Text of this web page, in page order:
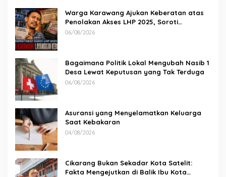
Warga Karawang Ajukan Keberatan atas
Penolakan Akses LHP 2025, Soroti
Keterbukaan Informasi Publik
06/08/2026
Bagaimana Politik Lokal Mengubah Nasib 1
Desa Lewat Keputusan yang Tak Terduga
06/08/2026
Asuransi yang Menyelamatkan Keluarga
Saat Kebakaran
04/08/2026
Cikarang Bukan Sekadar Kota Satelit:
Fakta Mengejutkan di Balik Ibu Kota